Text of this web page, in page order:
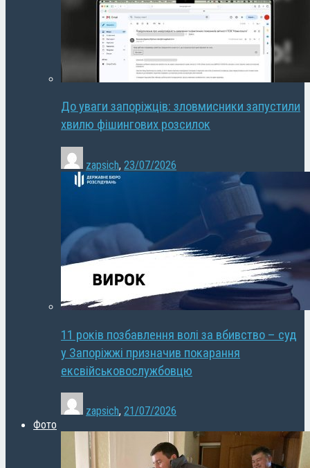
До уваги запоріжців: зловмисники запустили
хвилю фішингових розсилок
zapsich, 23/07/2026
11 років позбавлення волі за вбивство – суд
у Запоріжжі призначив покарання
ексвійськовослужбовцю
zapsich, 21/07/2026
Фото